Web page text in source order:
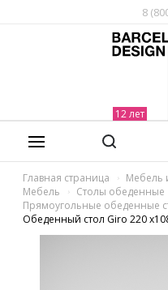
8
Главная страница
Мебель
Мебель
Столы обеденные
Прямоугольные обеденные
Обеденный стол Giro 220